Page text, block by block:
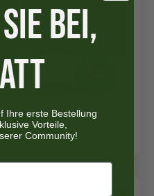
- La Montina
BEI,
Ihre erste Bestellung
Vorteile,
Community!